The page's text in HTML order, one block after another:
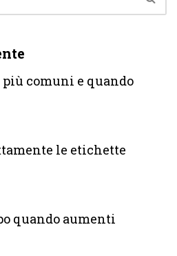
più comuni e quando
le etichette
quando aumenti